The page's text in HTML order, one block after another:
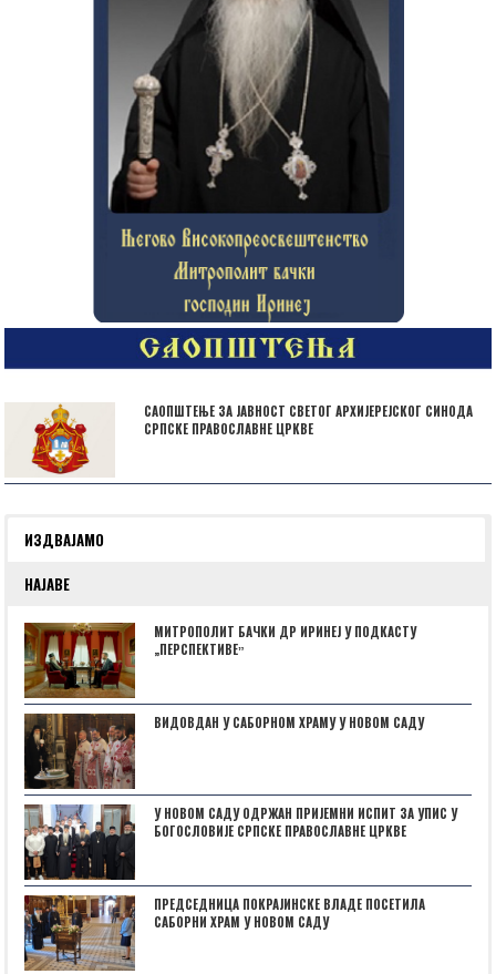
САОПШТЕЊЕ ЗА ЈАВНОСТ СВЕТОГ АРХИЈЕРЕЈСКОГ СИНОДА
СРПСКЕ ПРАВОСЛАВНЕ ЦРКВЕ
ИЗДВАЈАМО
НАЈАВЕ
МИТРОПОЛИТ БАЧКИ ДР ИРИНЕЈ У ПОДКАСТУ
„ПЕРСПЕКТИВЕˮ
ВИДОВДАН У САБОРНОМ ХРАМУ У НОВОМ САДУ
У НОВОМ САДУ ОДРЖАН ПРИЈЕМНИ ИСПИТ ЗА УПИС У
БОГОСЛОВИЈЕ СРПСКЕ ПРАВОСЛАВНЕ ЦРКВЕ
ПРЕДСЕДНИЦА ПОКРАЈИНСКЕ ВЛАДЕ ПОСЕТИЛА
САБОРНИ ХРАМ У НОВОМ САДУ